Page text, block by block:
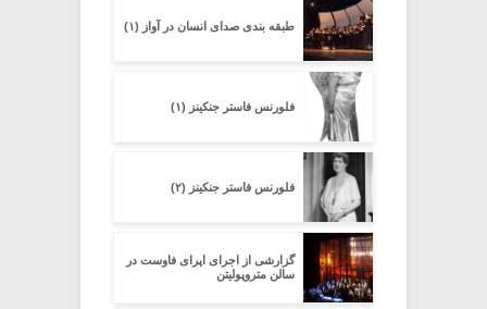
طبقه بندی صدای انسان در آواز (۱)
فلورنس فاستر جنکینز (۱)
فلورنس فاستر جنکینز (۲)
گزارشى از اجراى اپراى فاوست در
سالن متروپولیتن